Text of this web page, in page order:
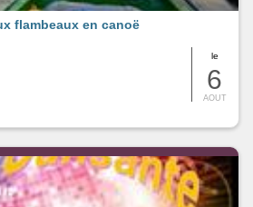
le
6
AOUT
flambeaux en canoë